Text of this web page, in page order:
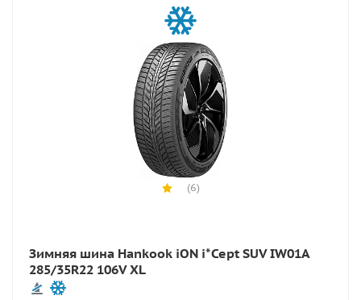
(6)
Зимняя шина Hankook iON i*Cept SUV IW01A
285/35R22 106V XL